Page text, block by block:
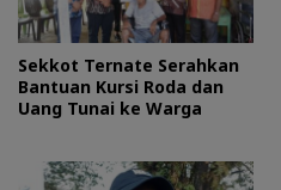
Sekkot Ternate Serahkan
Bantuan Kursi Roda dan
Uang Tunai ke Warga